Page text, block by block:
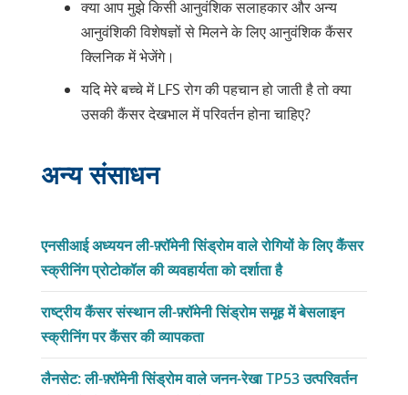
क्या आप मुझे किसी आनुवंशिक सलाहकार और अन्य
आनुवंशिकी विशेषज्ञों से मिलने के लिए आनुवंशिक कैंसर
क्लिनिक में भेजेंगे।
यदि मेरे बच्चे में LFS रोग की पहचान हो जाती है तो क्या
उसकी कैंसर देखभाल में परिवर्तन होना चाहिए?
अन्य संसाधन
एनसीआई अध्ययन ली-फ़्रॉमेनी सिंड्रोम वाले रोगियों के लिए कैंसर
स्क्रीनिंग प्रोटोकॉल की व्यवहार्यता को दर्शाता है
राष्ट्रीय कैंसर संस्थान ली-फ़्रॉमेनी सिंड्रोम समूह में बेसलाइन
स्क्रीनिंग पर कैंसर की व्यापकता
लैनसेट: ली-फ़्रॉमेनी सिंड्रोम वाले जनन-रेखा TP53 उत्परिवर्तन